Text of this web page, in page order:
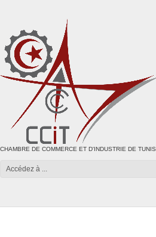
CHAMBRE DE COMMERCE ET D'INDUSTRIE DE TUNIS